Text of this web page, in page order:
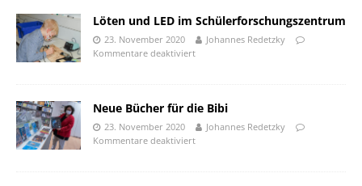
Löten und LED im Schülerforschungszentrum
23. November 2020
Johannes Redetzky
Kommentare deaktiviert
Neue Bücher für die Bibi
23. November 2020
Johannes Redetzky
Kommentare deaktiviert